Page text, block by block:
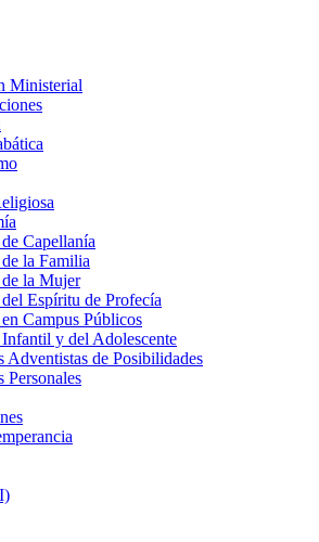
Ministerial
Capellanía
la Familia
la Mujer
Espíritu de Profecía
Campus Públicos
y del Adolescente
Adventistas de Posibilidades
Personales